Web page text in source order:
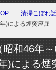
清掃こぼれ
)による煙突座屈
昭和46年
)による煙